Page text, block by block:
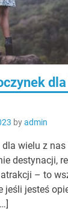
byadmin
wielu z
destynacji,
– to
jeśli jesteś